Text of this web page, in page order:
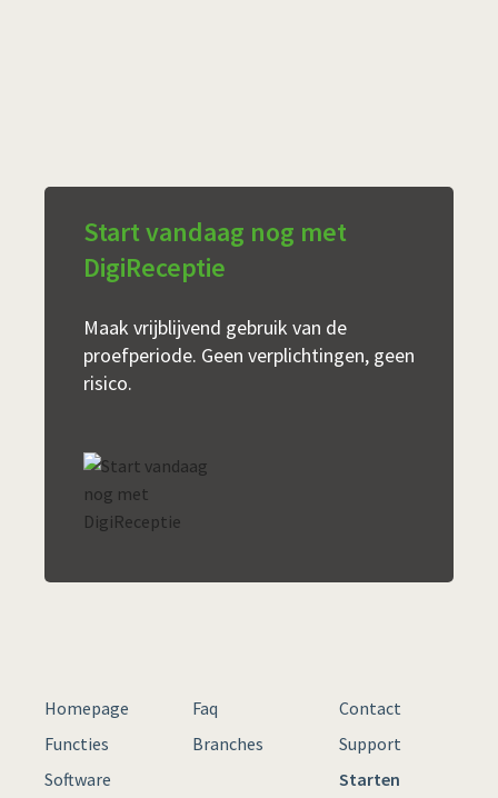
Start vandaag nog met
DigiReceptie
Maak vrijblijvend gebruik van de
proefperiode. Geen verplichtingen, geen
risico.
Homepage
Functies
Software
Faq
Branches
Contact
Support
Starten